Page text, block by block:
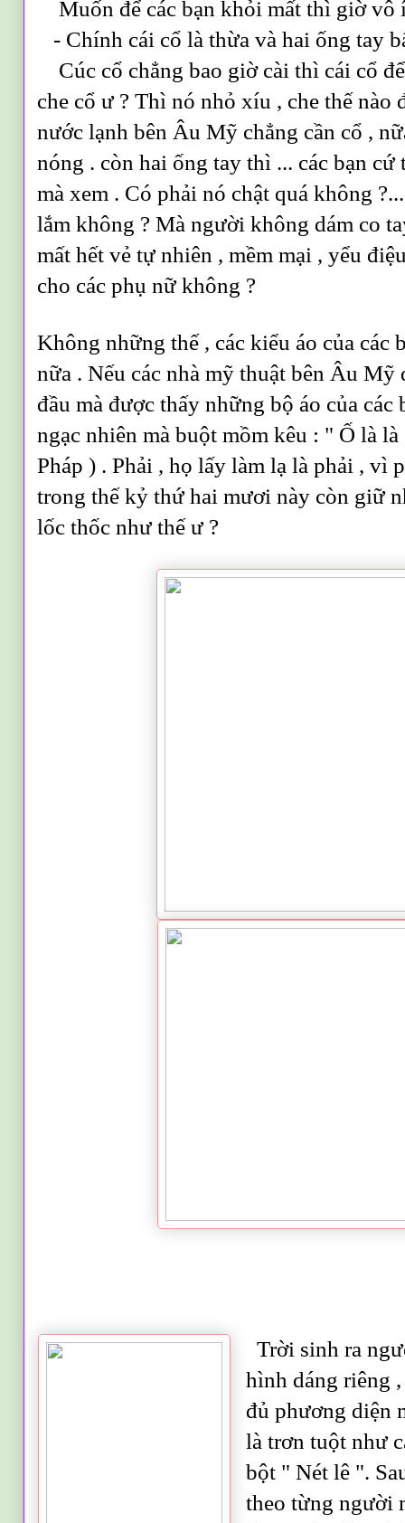
Muốn để các bạn khỏi mất thì giờ vô
- Chính cái cổ là thừa và hai ống tay
Cúc cổ chẳng bao giờ cài thì cái cổ
che cổ ư ? Thì nó nhỏ xíu , che thế nào
nước lạnh bên Âu Mỹ chẳng cần cổ ,
nóng . còn hai ống tay thì ... các bạn
mà xem . Có phải nó chật quá không
lắm không ? Mà người không dám co
mất hết vẻ tự nhiên , mềm mại , yểu
cho các phụ nữ không ?
Không những thế , các kiểu áo của các
nữa . Nếu các nhà mỹ thuật bên Âu Mỹ
đầu mà được thấy những bộ áo của các
ngạc nhiên mà buột mồm kêu : " Ố là
Pháp ) . Phải , họ lấy làm lạ là phải , vì
trong thế kỷ thứ hai mươi này còn giữ
lốc thốc như thế ư ?
Trời sinh ra
hình dáng riêng
đủ phương diện
là trơn tuột như
bột " Nét lê ".
theo từng người